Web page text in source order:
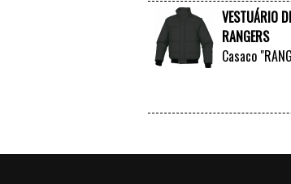
VESTUÁRIO
RANGERS
Casaco